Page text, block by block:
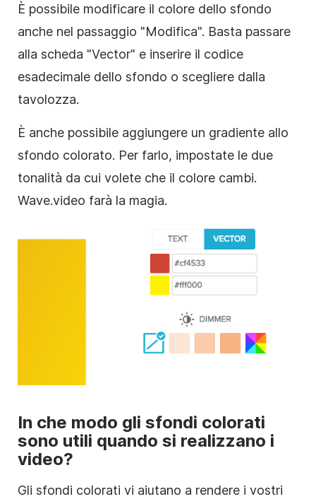
È possibile modificare il colore dello sfondo
anche nel passaggio "Modifica". Basta passare
alla scheda "Vector" e inserire il codice
esadecimale dello sfondo o scegliere dalla
tavolozza.
È anche possibile aggiungere un gradiente allo
sfondo colorato. Per farlo, impostate le due
tonalità da cui volete che il colore cambi.
Wave.video farà la magia.
In che modo gli sfondi colorati
sono utili quando si realizzano i
video?
Gli sfondi colorati vi aiutano a rendere i vostri